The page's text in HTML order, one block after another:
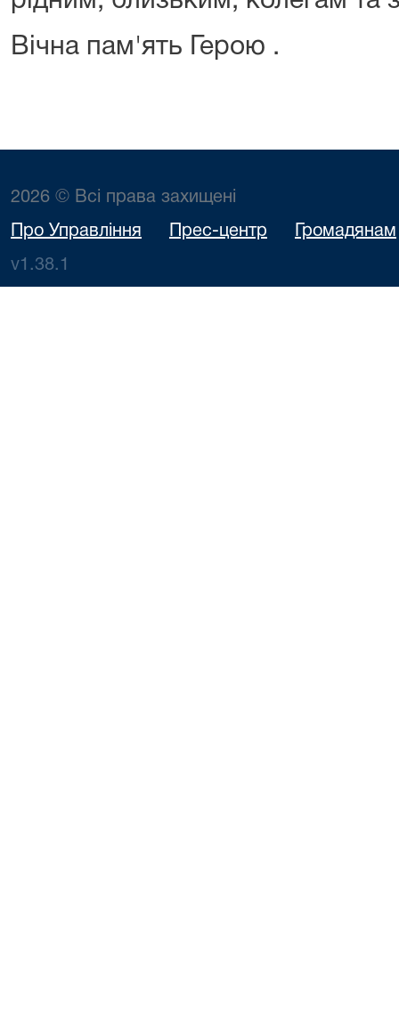
Вічна пам'ять Герою .
2026 © Всі права захищені
Про Управління Прес-центр Громадянам
v1.38.1